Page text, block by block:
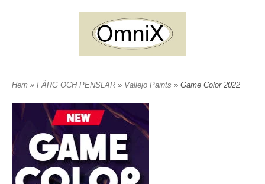
Hem » FÄRG OCH PENSLAR » Vallejo Paints » Game Color 2022